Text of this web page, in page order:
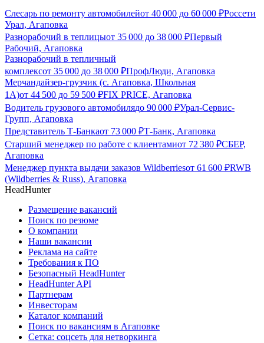
Слесарь по ремонту автомобилейот 40 000 до 60 000 ₽Россети
Урал, Агаповка
Разнорабочий в теплицыот 35 000 до 38 000 ₽Первый
Рабочий, Агаповка
Разнорабочий в тепличный
комплексот 35 000 до 38 000 ₽ПрофЛюди, Агаповка
Мерчандайзер-грузчик (с. Агаповка, Школьная
1А)от 44 500 до 59 500 ₽FIX PRICE, Агаповка
Водитель грузового автомобилядо 90 000 ₽Урал-Сервис-
Групп, Агаповка
Представитель Т-Банкаот 73 000 ₽Т-Банк, Агаповка
Старший менеджер по работе с клиентамиот 72 380 ₽СБЕР,
Агаповка
Менеджер пункта выдачи заказов Wildberriesот 61 600 ₽RWB
(Wildberries & Russ), Агаповка
HeadHunter
Размещение вакансий
Поиск по резюме
О компании
Наши вакансии
Реклама на сайте
Требования к ПО
Безопасный HeadHunter
HeadHunter API
Партнерам
Инвесторам
Каталог компаний
Поиск по вакансиям в Агаповке
Сетка: соцсеть для нетворкинга